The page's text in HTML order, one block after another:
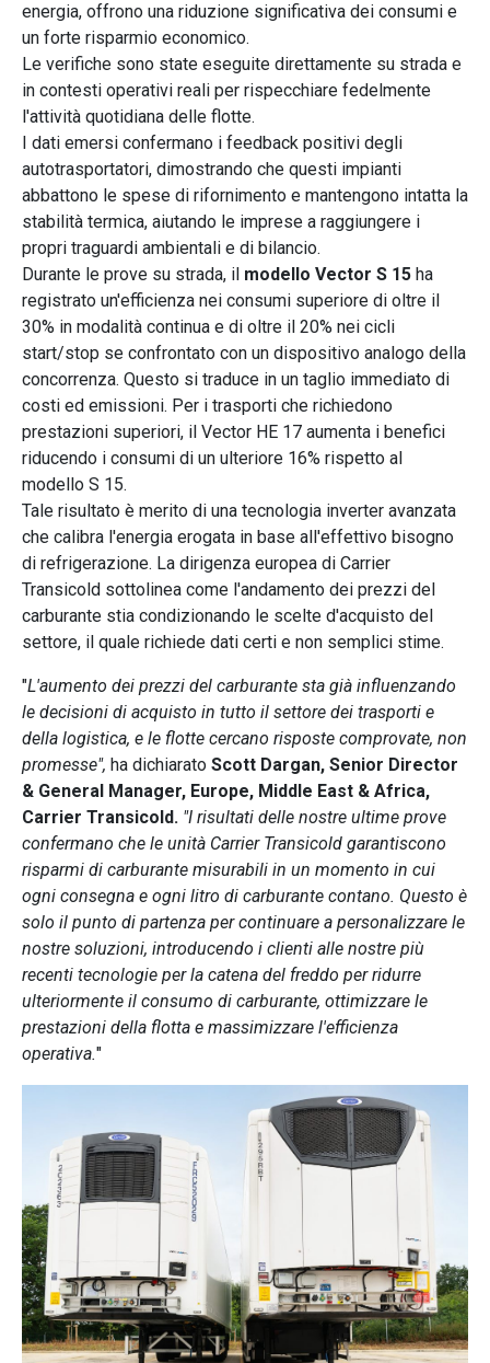
energia, offrono una riduzione significativa dei consumi e
un forte risparmio economico.
Le verifiche sono state eseguite direttamente su strada e
in contesti operativi reali per rispecchiare fedelmente
l'attività quotidiana delle flotte.
I dati emersi confermano i feedback positivi degli
autotrasportatori, dimostrando che questi impianti
abbattono le spese di rifornimento e mantengono intatta la
stabilità termica, aiutando le imprese a raggiungere i
propri traguardi ambientali e di bilancio.
Durante le prove su strada, il modello Vector S 15 ha
registrato un'efficienza nei consumi superiore di oltre il
30% in modalità continua e di oltre il 20% nei cicli
start/stop se confrontato con un dispositivo analogo della
concorrenza. Questo si traduce in un taglio immediato di
costi ed emissioni. Per i trasporti che richiedono
prestazioni superiori, il Vector HE 17 aumenta i benefici
riducendo i consumi di un ulteriore 16% rispetto al
modello S 15.
Tale risultato è merito di una tecnologia inverter avanzata
che calibra l'energia erogata in base all'effettivo bisogno
di refrigerazione. La dirigenza europea di Carrier
Transicold sottolinea come l'andamento dei prezzi del
carburante stia condizionando le scelte d'acquisto del
settore, il quale richiede dati certi e non semplici stime.
"L'aumento dei prezzi del carburante sta già influenzando
le decisioni di acquisto in tutto il settore dei trasporti e
della logistica, e le flotte cercano risposte comprovate, non
promesse", ha dichiarato Scott Dargan, Senior Director
& General Manager, Europe, Middle East & Africa,
Carrier Transicold. "I risultati delle nostre ultime prove
confermano che le unità Carrier Transicold garantiscono
risparmi di carburante misurabili in un momento in cui
ogni consegna e ogni litro di carburante contano. Questo è
solo il punto di partenza per continuare a personalizzare le
nostre soluzioni, introducendo i clienti alle nostre più
recenti tecnologie per la catena del freddo per ridurre
ulteriormente il consumo di carburante, ottimizzare le
prestazioni della flotta e massimizzare l'efficienza
operativa."